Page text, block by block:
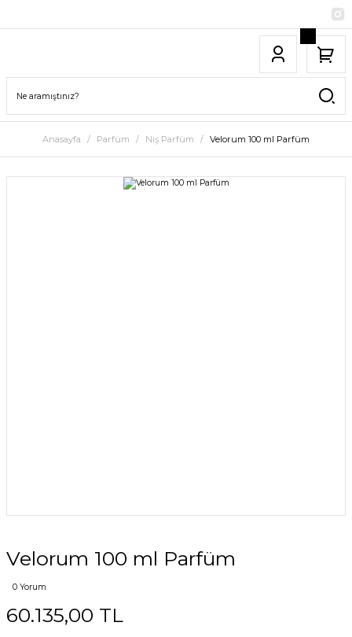
Anasayfa Parfüm Niş Parfüm Velorum 100 ml Parfüm
Velorum 100 ml Parfüm
0 Yorum
60.135,00 TL